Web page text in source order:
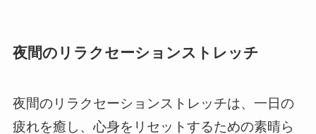
夜間のリラクセーションストレッチ
夜間のリラクセーションストレッチは、一日の
疲れを癒し、心身をリセットするための素晴ら